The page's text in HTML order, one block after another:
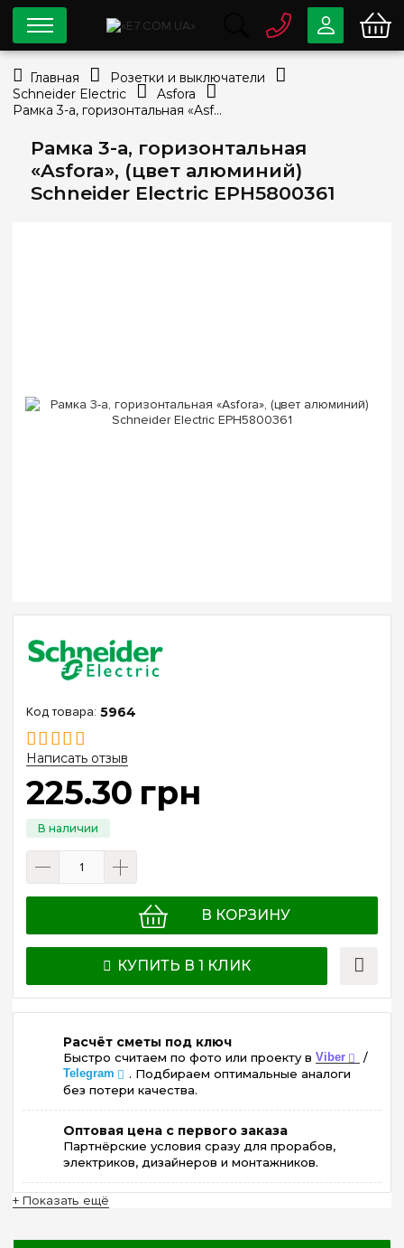
Рамка 3-а, горизонтальная
«Asfora», (цвет алюминий)
Schneider Electric EPH5800361
5964
Написать отзыв
225.30 грн
В КОРЗИНУ
КУПИТЬ В 1 КЛИК
Расчёт сметы под ключ
Быстро считаем по фото или проекту в Viber /
Telegram
. Подбираем оптимальные аналоги
без потери качества.
Оптовая цена с первого заказа
Партнёрские условия сразу для прорабов,
электриков, дизайнеров и монтажников.
+ Показать ещё
0 80033-63-07
info@e7.com.ua
Viber Telegram
Главная
Розетки и выключатели
Schneider Electric
Asfora
Рамка 3-а, горизонтальная «Asfora», (цвет алюминий) Schneider Electric EPH5800361